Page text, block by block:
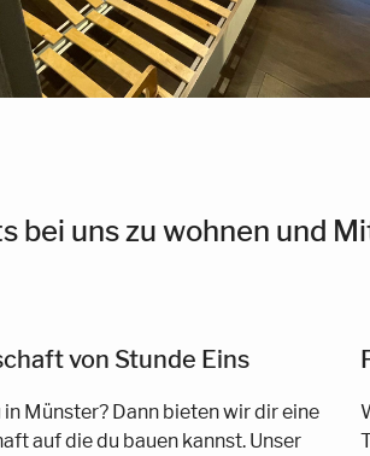
bei uns zu wohnen und
von Stunde Eins
in Münster? Dann bieten wir dir eine
auf die du bauen kannst. Unser